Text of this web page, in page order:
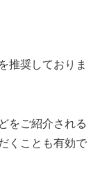
推奨しておりま
をご紹介される
くことも有効で